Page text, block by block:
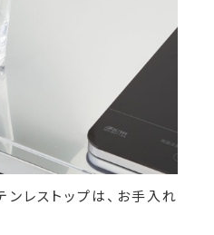
レストップは、お手入れ